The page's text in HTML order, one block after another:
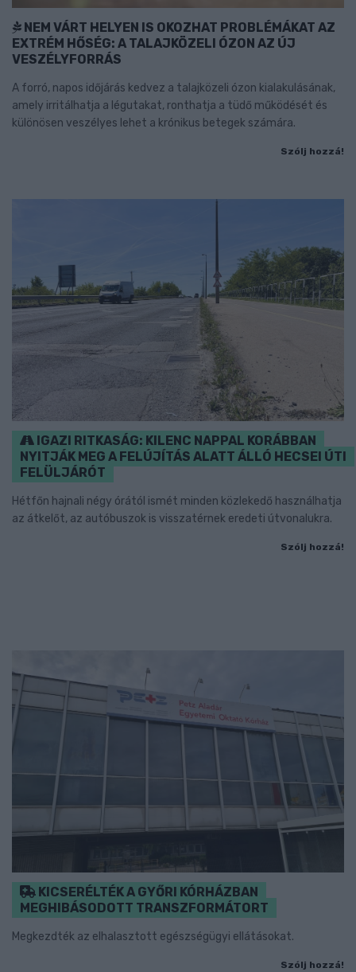
NEM VÁRT HELYEN IS OKOZHAT PROBLÉMÁKAT AZ
EXTRÉM HŐSÉG: A TALAJKÖZELI ÓZON AZ ÚJ
VESZÉLYFORRÁS
A forró, napos időjárás kedvez a talajközeli ózon kialakulásának,
amely irritálhatja a légutakat, ronthatja a tüdő működését és
különösen veszélyes lehet a krónikus betegek számára.
Szólj hozzá!
IGAZI RITKASÁG: KILENC NAPPAL KORÁBBAN
NYITJÁK MEG A FELÚJÍTÁS ALATT ÁLLÓ HECSEI ÚTI
FELÜLJÁRÓT
Hétfőn hajnali négy órától ismét minden közlekedő használhatja
az átkelőt, az autóbuszok is visszatérnek eredeti útvonalukra.
Szólj hozzá!
KICSERÉLTÉK A GYŐRI KÓRHÁZBAN
MEGHIBÁSODOTT TRANSZFORMÁTORT
Megkezdték az elhalasztott egészségügyi ellátásokat.
Szólj hozzá!